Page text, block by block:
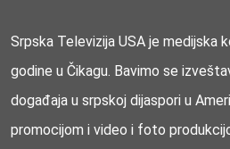
Srpska Televizija USA je medijska
godine u Čikagu. Bavimo se
događaja u srpskoj dijaspori u
promocijom i video i foto